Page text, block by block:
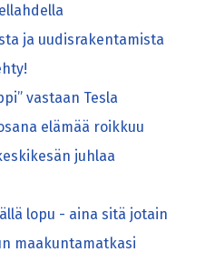
ja uudisrakentamista
vastaan Tesla
elämää roikkuu
juhlaa
lopu - aina sitä jotain
maakuntamatkasi